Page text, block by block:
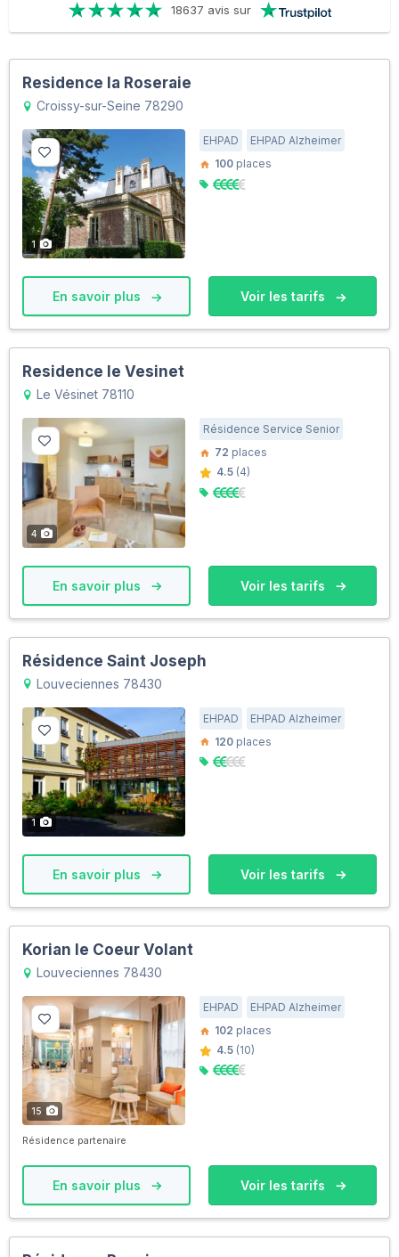
18637 avis sur
Residence la Roseraie
Croissy-sur-Seine 78290
1
EHPAD
EHPAD Alzheimer
100 places
En savoir plus Voir les tarifs
Residence le Vesinet
Le Vésinet 78110
4
Résidence Service Senior
72 places
4.5 (4)
En savoir plus Voir les tarifs
Résidence Saint Joseph
Louveciennes 78430
1
EHPAD
EHPAD Alzheimer
120 places
En savoir plus Voir les tarifs
Korian le Coeur Volant
Louveciennes 78430
15
EHPAD
EHPAD Alzheimer
102 places
4.5 (10)
Résidence partenaire
En savoir plus Voir les tarifs